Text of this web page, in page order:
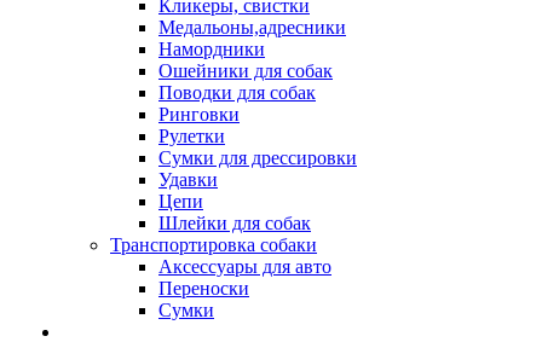
Кликеры, свистки
Медальоны,адресники
Намордники
Ошейники для собак
Поводки для собак
Ринговки
Рулетки
Сумки для дрессировки
Удавки
Цепи
Шлейки для собак
Транспортировка собаки
Аксессуары для авто
Переноски
Сумки